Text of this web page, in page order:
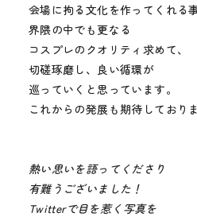
会場に拘る文化を作ってくれる
界隈の中でも更なる
コスプレのクオリティ求めて、
切磋琢磨し、良い循環が
巡っていくと思っています。
これからの発展も期待しており
熱い思いを語ってくださり
有難うございました！
Twitterで目を惹く写真を